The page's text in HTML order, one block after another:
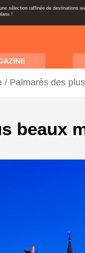
sélection raffinée de destinations
!
/ Palmarès des
beaux